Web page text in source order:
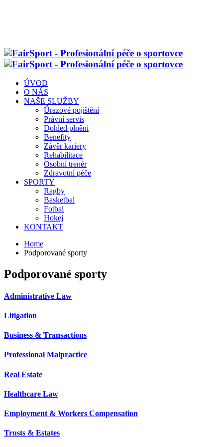
ÚVOD
O NÁS
NAŠE SLUŽBY
Úrazové pojištění
Právní servis
Dohled plnění
Benefity
Závěr kariery
Rehabilitace
Osobní trenér
Zdravotní péče
SPORTY
Ragby
Basketbal
Fotbal
Hokej
KONTAKT
Home
Podporované sporty
Podporované sporty
Administrative Law
Litigation
Business & Transactions
Professional Malpractice
Real Estate
Healthcare Law
Employment & Workers Compensation
Trusts & Estates